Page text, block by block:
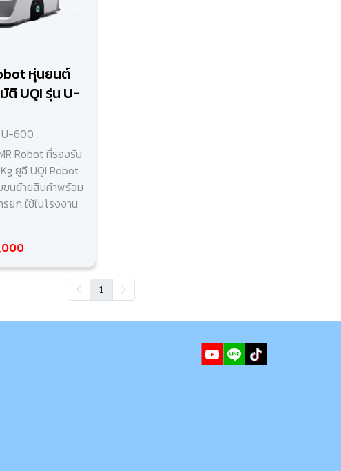
หุ่นยนต์
ติ UQI รุ่น U-
U-600
Robot ที่รองรับ
ยูฉี UQI Robot
นย้ายสินค้าพร้อม
ยก ใช้ในโรงงาน
1